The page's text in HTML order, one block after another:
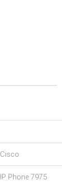
Cisco
IP Phone 7975